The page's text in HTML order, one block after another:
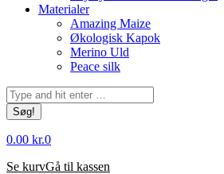
Materialer
Amazing Maize
Økologisk Kapok
Merino Uld
Peace silk
Søg:
0.00 kr.0
Se kurvGå til kassen